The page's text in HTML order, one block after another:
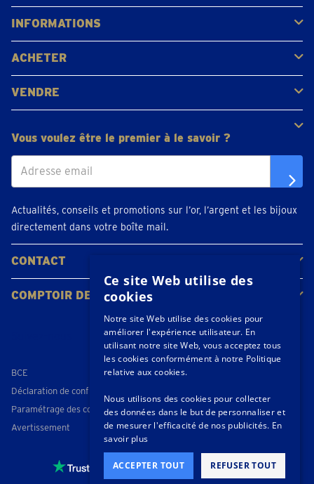
Gerpinnes
Liège
Namur
Waterloo
Woluwe-Saint-Lambert
Voir tous les emplacements
INFORMATIONS
FAQ
Avis clients
ACHETER
Acheter de l'or
Acheter des pièces
Acheter de l'argent
VENDRE
Bijoux en or
Pièces d'or
Lingots d'or
Vous voulez être le premier à le savoir ?
Actualités, conseils et promotions sur l’or, l’argent et les bijoux
directement dans votre boîte mail.
CONTACT
Contacter
Planifiez votre rendez-vous
Emplacements
COMPTOIR DE L'OR
4,3 / 5 - 174 beoordelingen
BCE
Déclaration de confidentialité
Paramétrage des cookies
Avertissement
Ce site Web utilise des
cookies
Notre site Web utilise des cookies pour
améliorer l'expérience utilisateur. En
utilisant notre site Web, vous acceptez tous
les cookies conformément à notre Politique
relative aux cookies.
Nous utilisons des cookies pour collecter
des données dans le but de personnaliser et
de mesurer l'efficacité de nos publicités. En
savoir plus
ACCEPTER TOUT REFUSER TOUT